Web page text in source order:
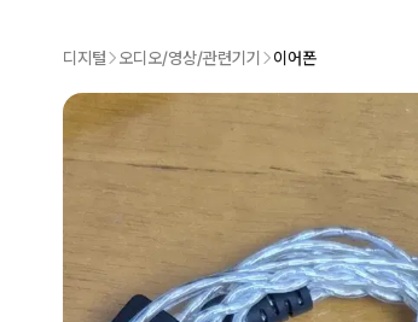
디지털 오디오/영상/관련기기 이어폰